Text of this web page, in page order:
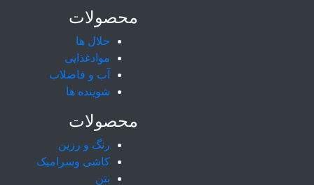
محصولات
حلال ها
موادغذایی
آب و فاضلاب
شوینده ها
محصولات
رنگ و رزین
کاشی وسرامیک
بتن